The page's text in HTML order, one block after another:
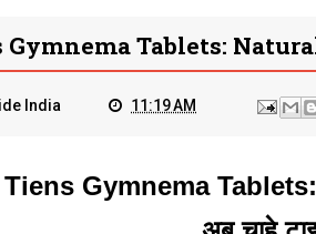
Gymnema Tablets:
India 11:19 AM
Tiens Gymnema